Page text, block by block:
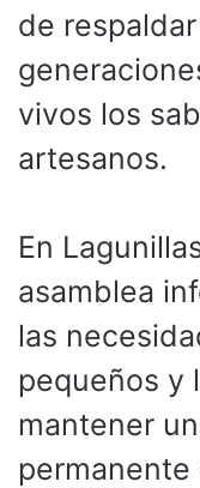
de
vivos los
artesanos.
En
asamblea
las
pequeños y
mantener